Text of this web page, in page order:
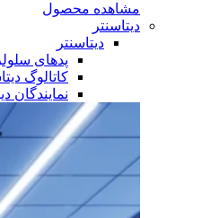
مشاهده محصول
دیتاسنتر
دیتاسنتر
پدهای
کاتالوگ
نمایندگان